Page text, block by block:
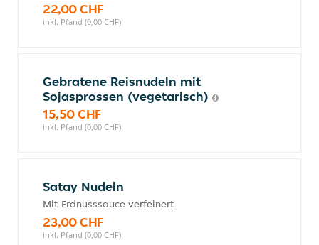
22,00 CHF
inkl. Pfand (0,00 CHF)
Gebratene Reisnudeln mit
Sojasprossen (vegetarisch)
15,50 CHF
inkl. Pfand (0,00 CHF)
Satay Nudeln
Mit Erdnusssauce verfeinert
23,00 CHF
inkl. Pfand (0,00 CHF)